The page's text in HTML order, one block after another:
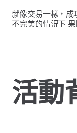
就像交易一樣，成
不完美的情況下
活動